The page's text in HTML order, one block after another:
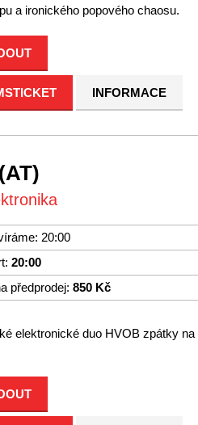
a ironického popového chaosu.
INFORMACE
20:00
20:00
předprodej: 850 Kč
elektronické duo HVOB zpátky na